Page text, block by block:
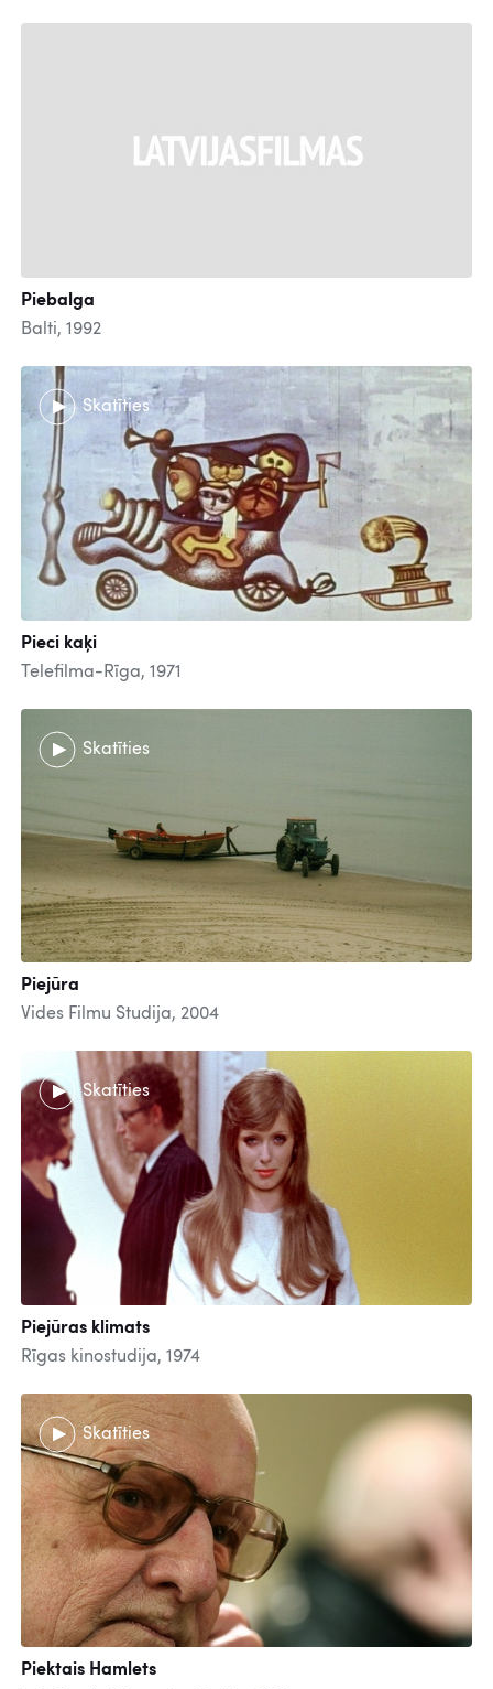
Piebalga
Balti, 1992
Skatīties
Pieci kaķi
Telefilma-Rīga, 1971
Skatīties
Piejūra
Vides Filmu Studija, 2004
Skatīties
Piejūras klimats
Rīgas kinostudija, 1974
Skatīties
Piektais Hamlets